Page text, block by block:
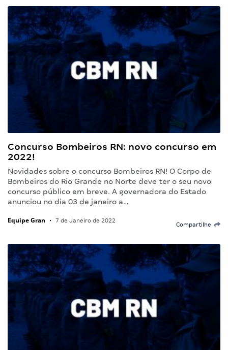
Concurso Bombeiros RN: novo concurso em
2022!
Novidades sobre o concurso Bombeiros RN! O Corpo de
Bombeiros do Rio Grande no Norte deve ter o seu novo
concurso público em breve. A governadora do Estado
anunciou no dia 03 de janeiro a…
Equipe Gran • 7 de Janeiro de 2022
Compartilhe